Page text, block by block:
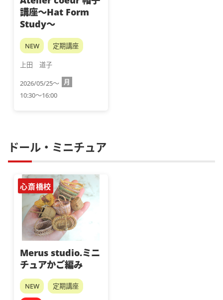
講座～Hat Form
Study～
NEW 定期講座
上田　道子
2026/05/25～ 月
10:30～16:00
ドール・ミニチュア
心斎橋校
Merus studio.ミニ
チュアかご編み
NEW 定期講座